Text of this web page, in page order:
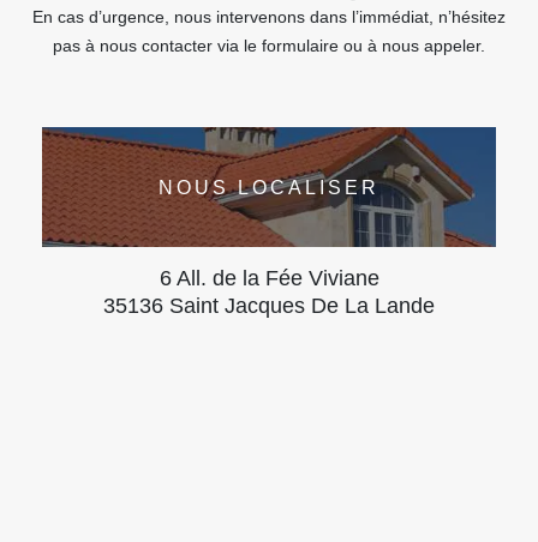
En cas d’urgence, nous intervenons dans l’immédiat, n’hésitez
pas à nous contacter via le formulaire ou à nous appeler.
NOUS LOCALISER
6 All. de la Fée Viviane
35136 Saint Jacques De La Lande